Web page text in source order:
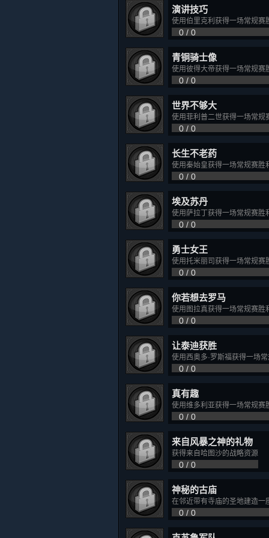
演讲技巧
使用伯里克利获得一场常规赛
0 / 0
青铜骑士像
使用彼得大帝获得一场常规赛
0 / 0
世界不够大
使用菲利普二世获得一场常规
0 / 0
长生不老药
使用秦始皇获得一场常规赛胜
0 / 0
埃及苏丹
使用萨拉丁获得一场常规赛胜
0 / 0
勇士女王
使用托米丽司获得一场常规赛
0 / 0
你若想去罗马
使用图拉真获得一场常规赛胜
0 / 0
让泰迪获胜
使用西奥多·罗斯福获得一场常
0 / 0
真有趣
使用维多利亚获得一场常规赛
0 / 0
来自风暴之神的礼物
获得来自哈图沙的战略资源
0 / 0
神秘的古庙
在邻近带有寺庙的圣地建造一
0 / 0